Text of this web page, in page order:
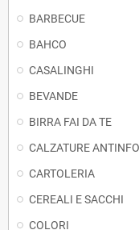
BARBECUE
BAHCO
CASALINGHI
BEVANDE
BIRRA FAI DA TE
CALZATURE
CARTOLERIA
CEREALI E SACCHI
COLORI